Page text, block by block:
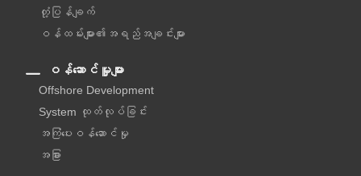
တုံ့ပြန်ချက်
ဝန်ထမ်းများ၏အရည်အချင်းများ
ဝန်ဆောင်မှူများ
Offshore Development
System ထုတ်လုပ်ခြင်း
အကြံပေးဝန်ဆောင်မှု‌
အခြား